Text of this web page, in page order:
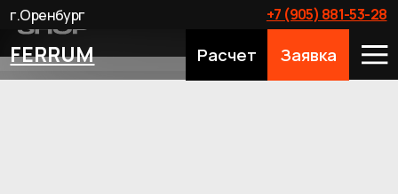
FERRUM Расчет Заявка
+7 (905) 881-53-28
г.Оренбург